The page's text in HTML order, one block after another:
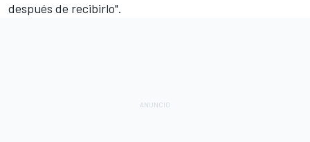
después de recibirlo".